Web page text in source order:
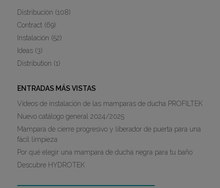
Distribución (108)
Contract (69)
Instalación (52)
Ideas (3)
Distribution (1)
ENTRADAS MÁS VISTAS
Vídeos de instalación de las mamparas de ducha PROFILTEK
Nuevo catálogo general 2024/2025
Mampara de cierre progresivo y liberador de puerta para una
fácil limpieza
Por qué elegir una mampara de ducha negra para tu baño
Descubre HYDROTEK